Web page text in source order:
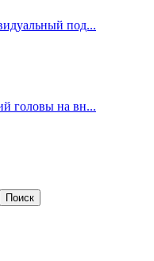
под...
головы на вн...